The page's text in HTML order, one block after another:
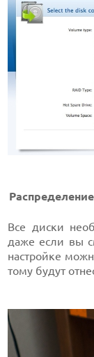
Все диски
даже если вы
настройке
тому будут